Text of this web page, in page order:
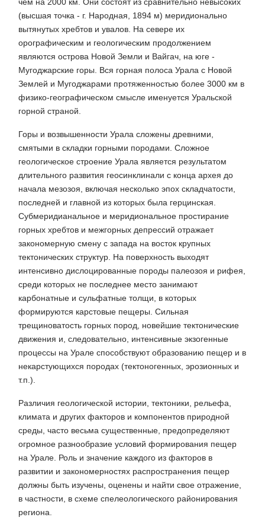
чем на 2000 км. Они состоят из сравнительно невысоких
(высшая точка - г. Народная, 1894 м) меридионально
вытянутых хребтов и увалов. На севере их
орографическим и геологическим продолжением
являются острова Новой Земли и Вайгач, на юге -
Мугоджарские горы. Вся горная полоса Урала с Новой
Землей и Мугоджарами протяженностью более 3000 км в
физико-географическом смысле именуется Уральской
горной страной.
Горы и возвышенности Урала сложены древними,
смятыми в складки горными породами. Сложное
геологическое строение Урала является результатом
длительного развития геосинклинали с конца архея до
начала мезозоя, включая несколько эпох складчатости,
последней и главной из которых была герцинская.
Субмеридианальное и меридиональное простирание
горных хребтов и межгорных депрессий отражает
закономерную смену с запада на восток крупных
тектонических структур. На поверхность выходят
интенсивно дислоцированные породы палеозоя и рифея,
среди которых не последнее место занимают
карбонатные и сульфатные толщи, в которых
формируются карстовые пещеры. Сильная
трещиноватость горных пород, новейшие тектонические
движения и, следовательно, интенсивные экзогенные
процессы на Урале способствуют образованию пещер и в
некарстующихся породах (тектоногенных, эрозионных и
т.п.).
Различия геологической истории, тектоники, рельефа,
климата и других факторов и компонентов природной
среды, часто весьма существенные, предопределяют
огромное разнообразие условий формирования пещер
на Урале. Роль и значение каждого из факторов в
развитии и закономерностях распространения пещер
должны быть изучены, оценены и найти свое отражение,
в частности, в схеме спелеологического районирования
региона.